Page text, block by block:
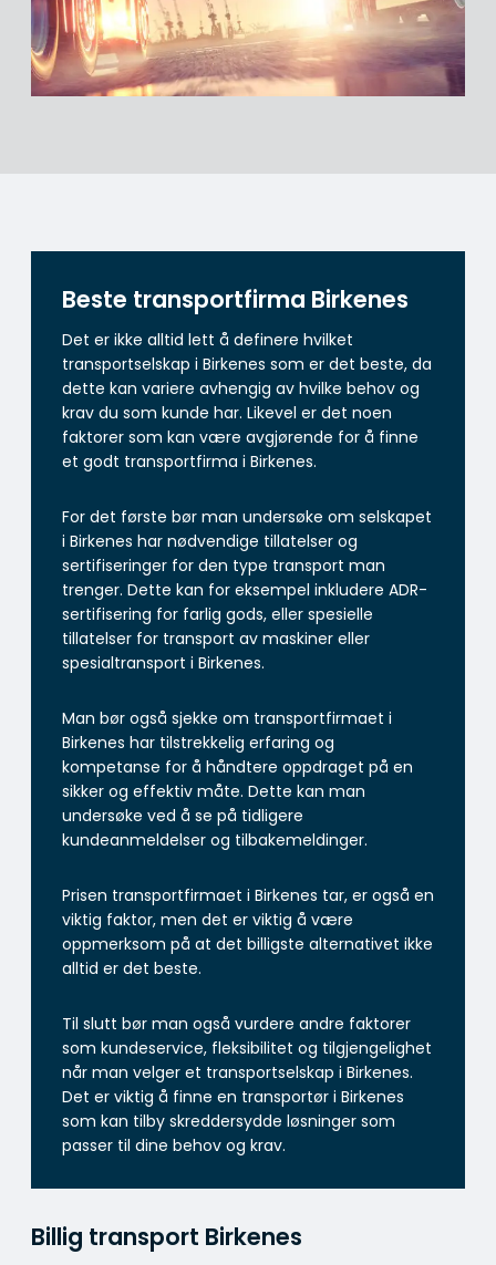
Beste transportfirma Birkenes
Det er ikke alltid lett å definere hvilket
transportselskap i Birkenes som er det beste, da
dette kan variere avhengig av hvilke behov og
krav du som kunde har. Likevel er det noen
faktorer som kan være avgjørende for å finne
et godt transportfirma i Birkenes.
For det første bør man undersøke om selskapet
i Birkenes har nødvendige tillatelser og
sertifiseringer for den type transport man
trenger. Dette kan for eksempel inkludere ADR-
sertifisering for farlig gods, eller spesielle
tillatelser for transport av maskiner eller
spesialtransport i Birkenes.
Man bør også sjekke om transportfirmaet i
Birkenes har tilstrekkelig erfaring og
kompetanse for å håndtere oppdraget på en
sikker og effektiv måte. Dette kan man
undersøke ved å se på tidligere
kundeanmeldelser og tilbakemeldinger.
Prisen transportfirmaet i Birkenes tar, er også en
viktig faktor, men det er viktig å være
oppmerksom på at det billigste alternativet ikke
alltid er det beste.
Til slutt bør man også vurdere andre faktorer
som kundeservice, fleksibilitet og tilgjengelighet
når man velger et transportselskap i Birkenes.
Det er viktig å finne en transportør i Birkenes
som kan tilby skreddersydde løsninger som
passer til dine behov og krav.
Billig transport Birkenes